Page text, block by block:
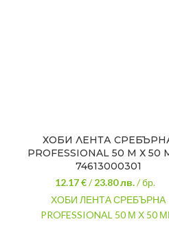
ХОБИ ЛЕНТА
PROFESSIONAL 50 М Х
74613000301
12.17 €/23.80лв. / бр.
ХОБИ ЛЕНТА СРЕБЪРНА
PROFESSIONAL 50 М Х 50